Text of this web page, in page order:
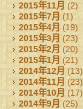
2015年11月 (2)
2015年7月 (1)
2015年4月 (19)
2015年3月 (23)
2015年2月(20)
2015年1月 (21)
2014年12月 (13)
2014年11月 (23)
2014年10月 (17)
2014年9月(25)